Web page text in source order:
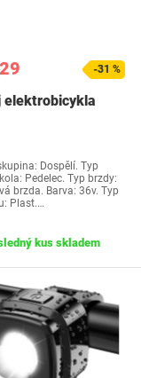
-31 %
elektrobicykla
Dospělí. Typ
Pedelec. Typ brzdy:
brzda. Barva: 36v. Typ
Plast.…
kus skladem